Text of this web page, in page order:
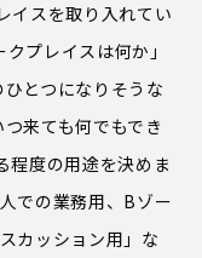
イスを取り入れてい
プレイスは何か」
とつになりそうな
来ても何でもでき
程度の用途を決めま
での業務用、Bゾー
カッション用」な